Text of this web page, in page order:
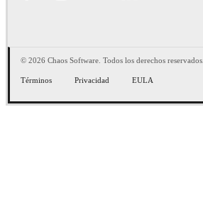
© 2026 Chaos Software. Todos los derechos reservados.
Términos Privacidad EULA